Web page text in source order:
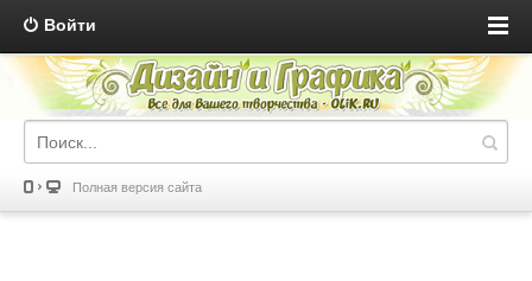
Войти
Полная версия сайта